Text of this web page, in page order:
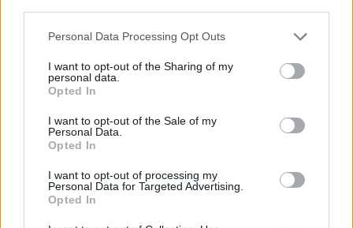
Please note that this website/app uses one or more Google
not limited to your visit or usage behaviour. You may click to
grant or deny consent to Google and its third-party tags to
use your data for below specified purposes in below Google
consent section.
Personal Data Processing Opt Outs
I want to opt-out of the Sharing of my
personal data.
Opted In
I want to opt-out of the Sale of my
Personal Data.
Opted In
I want to opt-out of processing my
Personal Data for Targeted Advertising.
Opted In
Lassan tényleg megjelenik a Fleet
Foxes új albuma - hallgasd meg, mik